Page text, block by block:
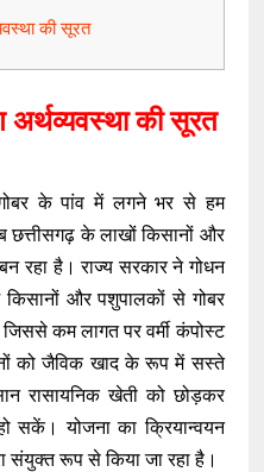
की सूरत
अर्थव्यवस्था की सूरत
के पांव में लगने भर से हम
छत्तीसगढ़ के लाखों किसानों और
रहा है। राज्य सरकार ने गोधन
और पशुपालकों से गोबर
कम लागत पर वर्मी कंपोस्ट
को जैविक खाद के रूप में सस्ते
रासायनिक खेती को छोड़कर
सकें। योजना का क्रियान्वयन
संयुक्त रूप से किया जा रहा है।